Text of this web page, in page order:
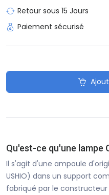
Retour sous 15 Jours
Paiement sécurisé
Qu'est-ce qu'une lampe
Il s'agit d'une ampoule
USHIO) dans un support
fabriqué par le